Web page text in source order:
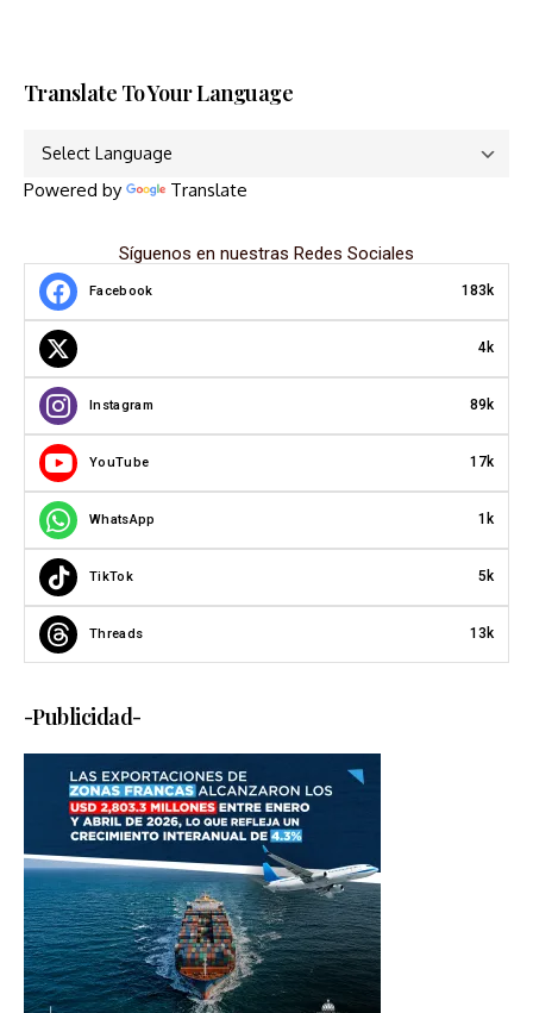
Translate To Your Language
Powered by Translate
Síguenos en nuestras Redes Sociales
Facebook 183k
4k
Instagram 89k
YouTube 17k
WhatsApp 1k
TikTok 5k
Threads 13k
-Publicidad-